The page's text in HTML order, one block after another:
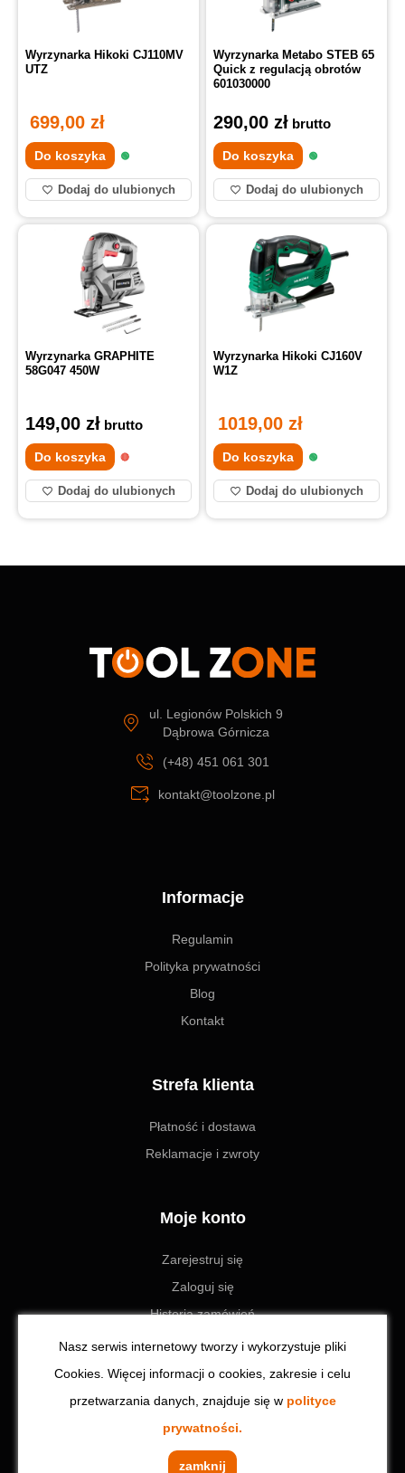
Nasz serwis internetowy tworzy i wykorzystuje pliki
Cookies. Więcej informacji o cookies, zakresie i celu
przetwarzania danych, znajduje się w polityce
prywatności.
zamknij
Wyrzynarka Hikoki CJ110MV
UTZ
699,00 zł
Do koszyka
Dodaj do ulubionych
Wyrzynarka Metabo STEB 65
Quick z regulacją obrotów
601030000
290,00zł brutto
Do koszyka
Dodaj do ulubionych
Wyrzynarka GRAPHITE
58G047 450W
149,00 zł brutto
Do koszyka
Dodaj do ulubionych
Wyrzynarka Hikoki CJ160V
W1Z
1019,00zł
Do koszyka
Dodaj do ulubionych
ul. Legionów Polskich 9
Dąbrowa Górnicza
(+48) 451 061 301
kontakt@toolzone.pl
Informacje
Regulamin
Polityka prywatności
Blog
Kontakt
Strefa klienta
Płatność i dostawa
Reklamacje i zwroty
Moje konto
Zarejestruj się
Zaloguj się
Historia zamówień
Ustawienia
© 2023 Toolzone.pl | Wszystkie prawa zastrzeżone. Realizacja: